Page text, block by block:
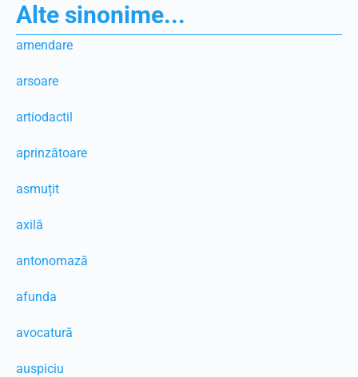
Alte sinonime...
amendare
arsoare
artiodactil
aprinzătoare
asmuțit
axilă
antonomază
afunda
avocatură
auspiciu